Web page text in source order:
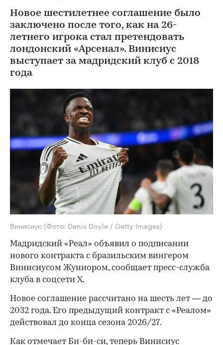
Новое шестилетнее соглашение было
заключено после того, как на 26-
летнего игрока стал претендовать
лондонский «Арсенал». Винисиус
выступает за мадридский клуб с 2018
года
Винисиус (Фото: Denis Doyle / Getty Images)
Мадридский «Реал» объявил о подписании
нового контракта с бразильским вингером
Винисиусом Жуниором, сообщает пресс-служба
клуба в соцсети X.
Новое соглашение рассчитано на шесть лет — до
2032 года. Его предыдущий контракт с «Реалом»
действовал до конца сезона 2026/27.
Как отмечает Би-би-си, теперь Винисиус